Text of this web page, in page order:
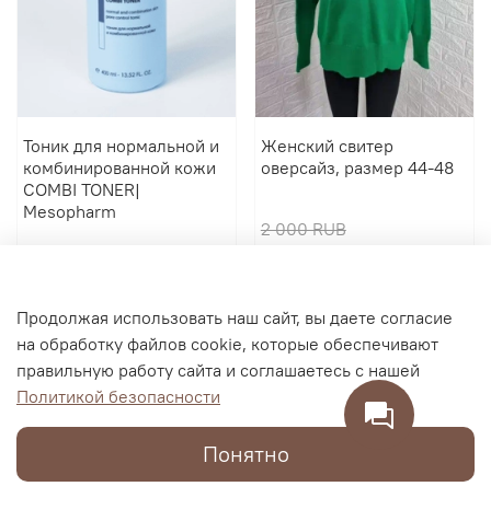
Тоник для нормальной и
комбинированной кожи
COMBI TONER|
Mesopharm
Женский свитер
оверсайз, размер 44-48
2 000 RUB
Продолжая использовать наш сайт, вы даете согласие
на обработку файлов cookie, которые обеспечивают
правильную работу сайта и соглашаетесь с нашей
Политикой безопасности
Понятно